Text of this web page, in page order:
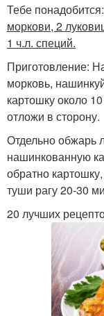
Тебе понадобится:
моркови, 2
1 ч.л. специй.
Приготовление:
морковь,
картошку около
отложи в сторону.
Отдельно обжарь
нашинкованную
обратно
туши рагу 20-30
20 лучших